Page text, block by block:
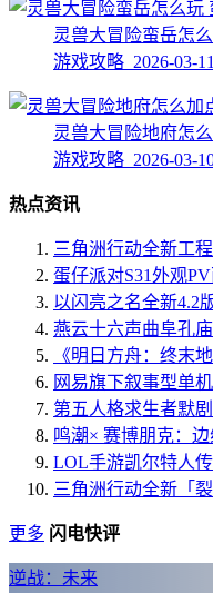
灵兽大冒险蛮岳怎
游戏攻略 2026-03-11
灵兽大冒险地府怎
游戏攻略 2026-03-
热点资讯
三角洲行动全新工
蛋仔派对S31外观
以闪亮之名全新4.2
燕云十六声曲阜孔
《明日方舟：终末
网易旗下叙事型单
第五人格求生者默
鸣潮× 赛博朋克：
LOL手游凯尔特人
三角洲行动全新「
更多 闪电快评
逆战：未来